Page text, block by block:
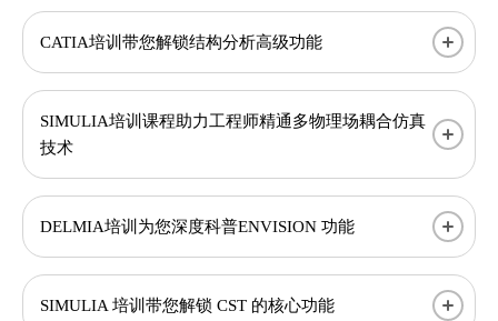
CATIA培训带您解锁结构分析高级功能
SIMULIA培训课程助力工程师精通多物理场耦合仿真
技术
DELMIA培训为您深度科普ENVISION 功能
SIMULIA 培训带您解锁 CST 的核心功能